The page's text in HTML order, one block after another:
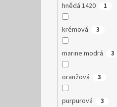
hnědá 1420 1
krémová 3
marine modrá 3
oranžová 3
purpurová 3